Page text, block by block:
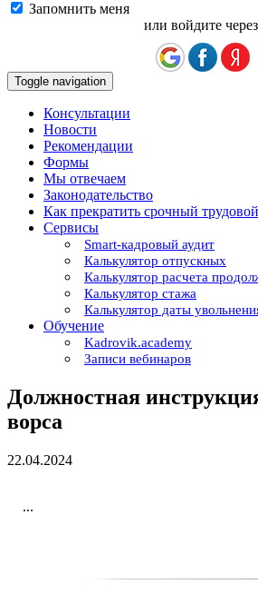
Запомнить меня
или войдите
Toggle navigation
Консультации
Новости
Рекомендации
Формы
Мы отвечаем
Законодательство
Как прекратить срочный
Сервисы
Smart-кадровый аудит
Калькулятор отпускных
Калькулятор расчета
Калькулятор стажа
Калькулятор даты
Обучение
Kadrovik.academy
Записи вебинаров
Должностная
ворса
22.04.2024
...